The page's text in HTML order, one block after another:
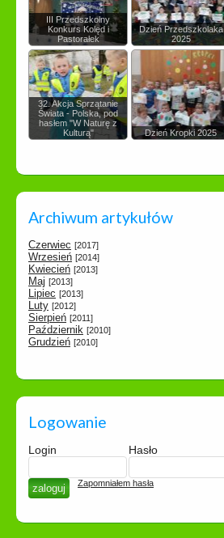
III Przedszkolny
Konkurs Kolęd i
Pastorałek
Dzień Przedszkolaka
2025
32. Akcja Sprzątanie
Świata - Polska, pod
hasłem "W Naturę z
Kulturą"
Dzień Kropki 2025
Archiwum artykułów
Czerwiec [2017]
Wrzesień [2014]
Kwiecień [2013]
Maj [2013]
Lipiec [2013]
Luty [2012]
Sierpień [2011]
Październik [2010]
Grudzień [2010]
Logowanie
Login Hasło
Zapomniałem hasła